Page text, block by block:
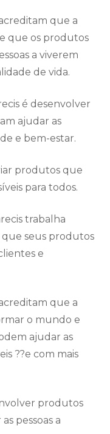
que a
que os produtos
a viverem
de vida.
é desenvolver
ajudar as
e bem-estar.
produtos que
para todos.
trabalha
seus produtos
e
que a
o mundo e
ajudar as
??e com mais
produtos
pessoas a